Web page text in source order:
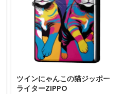
ツインにゃんこの猫ジッポー
ライターZIPPO